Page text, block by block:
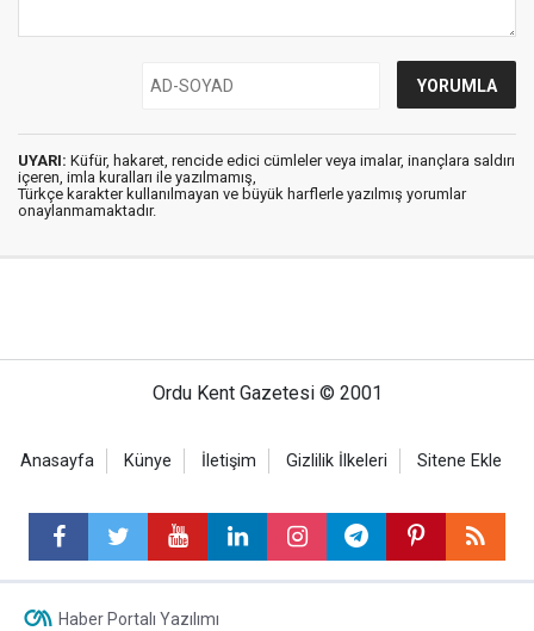
UYARI: Küfür, hakaret, rencide edici cümleler veya imalar, inançlara saldırı
içeren, imla kuralları ile yazılmamış,
Türkçe karakter kullanılmayan ve büyük harflerle yazılmış yorumlar
onaylanmamaktadır.
Ordu Kent Gazetesi © 2001
Anasayfa Künye İletişim Gizlilik İlkeleri Sitene Ekle
Haber Portalı Yazılımı